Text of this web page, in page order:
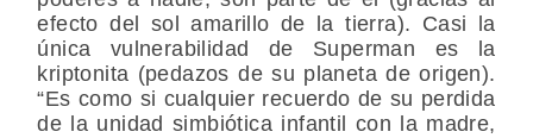
efecto del sol amarillo de la tierra). Casi la
única vulnerabilidad de Superman es la
kriptonita (pedazos de su planeta de origen).
“Es como si cualquier recuerdo de su perdida
de la unidad simbiótica infantil con la madre,